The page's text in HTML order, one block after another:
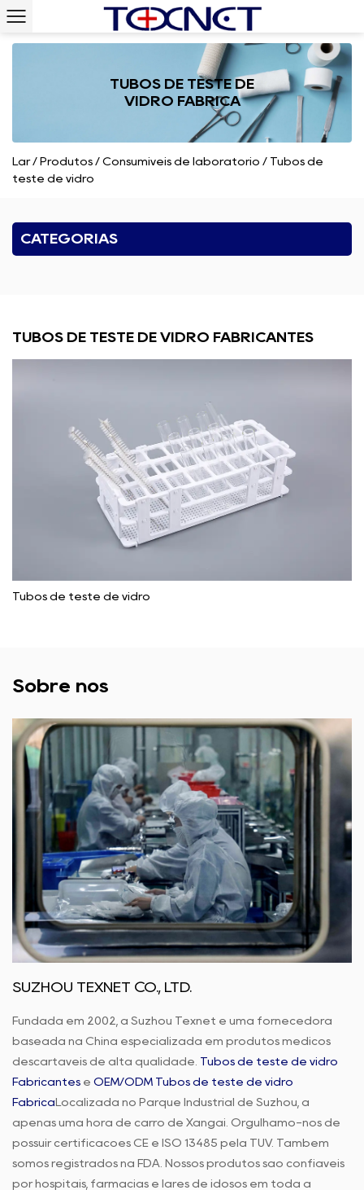
TUBOS DE TESTE DE
VIDRO FÁBRICA
Lar/ Produtos / Consumíveis de laboratório / Tubos de
teste de vidro
CATEGORIAS
TUBOS DE TESTE DE VIDRO FABRICANTES
Tubos de teste de vidro
Sobre nós
SUZHOU TEXNET CO., LTD.
Fundada em 2002, a Suzhou Texnet é uma fornecedora
baseada na China especializada em produtos médicos
descartáveis de alta qualidade. Tubos de teste de vidro
Fabricantes e OEM/ODM Tubos de teste de vidro
Fábrica Localizada no Parque Industrial de Suzhou, a
apenas uma hora de carro de Xangai. Orgulhamo-nos de
possuir certificações CE e ISO 13485 pela TUV. Também
somos registrados na FDA. Nossos produtos são confiáveis
por hospitais, farmácias e lares de idosos em toda a